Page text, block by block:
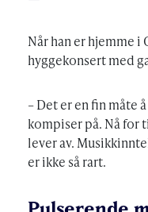
Når han er hjemme i
hyggekonsert med
– Det er en fin måte
kompiser på. Nå for
lever av.
er ikke så rart.